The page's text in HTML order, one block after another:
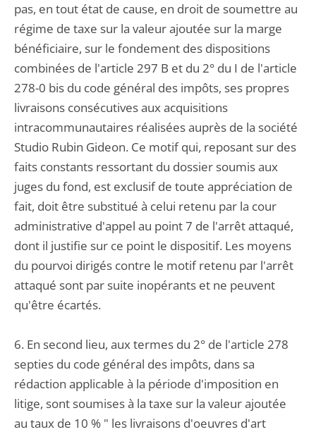
pas, en tout état de cause, en droit de soumettre au
régime de taxe sur la valeur ajoutée sur la marge
bénéficiaire, sur le fondement des dispositions
combinées de l'article 297 B et du 2° du I de l'article
278-0 bis du code général des impôts, ses propres
livraisons consécutives aux acquisitions
intracommunautaires réalisées auprès de la société
Studio Rubin Gideon. Ce motif qui, reposant sur des
faits constants ressortant du dossier soumis aux
juges du fond, est exclusif de toute appréciation de
fait, doit être substitué à celui retenu par la cour
administrative d'appel au point 7 de l'arrêt attaqué,
dont il justifie sur ce point le dispositif. Les moyens
du pourvoi dirigés contre le motif retenu par l'arrêt
attaqué sont par suite inopérants et ne peuvent
qu'être écartés.
6. En second lieu, aux termes du 2° de l'article 278
septies du code général des impôts, dans sa
rédaction applicable à la période d'imposition en
litige, sont soumises à la taxe sur la valeur ajoutée
au taux de 10 % " les livraisons d'oeuvres d'art